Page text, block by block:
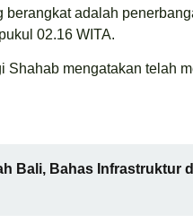
adalah
02.16 WITA.
mengatakan telah
Bali, Bahas Infrastruktur